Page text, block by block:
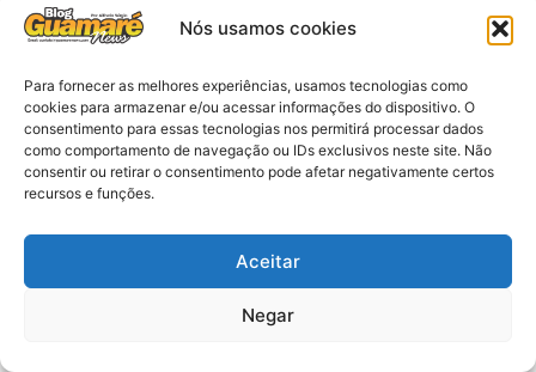
Nós usamos cookies
Para fornecer as melhores experiências, usamos tecnologias como
cookies para armazenar e/ou acessar informações do dispositivo. O
consentimento para essas tecnologias nos permitirá processar dados
como comportamento de navegação ou IDs exclusivos neste site. Não
consentir ou retirar o consentimento pode afetar negativamente certos
recursos e funções.
Aceitar
Negar
Acidente: A caminho do trabalho
professora se envolve em
acidente e vai a obito na RN 118
no Alto do Rodrigues, RN